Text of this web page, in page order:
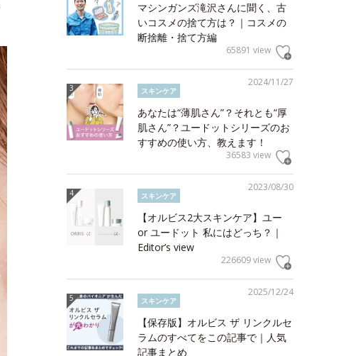
マシンガンズ滝沢さんに聞く、古
いコスメの捨て方は？｜コスメの
断捨離・捨て方編
65891 view
2024/11/27
スキンケア
あなたは“薄肌さん”？それとも“厚
肌さん”？ユードットシリーズのお
すすめの使い方、教えます！
36583 view
2023/08/30
スキンケア
【オルビス2大スキンケア】ユー
or ユードット 私にはどっち？｜
Editor’s view
226609 view
2025/12/24
スキンケア
【保存版】オルビス ザ リンクルセ
ラムのすべてをこの記事で｜人気
記事まとめ